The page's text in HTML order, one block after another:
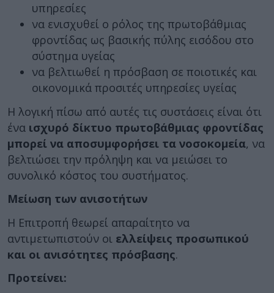
υπηρεσίες
να ενισχυθεί ο ρόλος της πρωτοβάθμιας
φροντίδας ως βασικής πύλης εισόδου στο
σύστημα υγείας
να βελτιωθεί η πρόσβαση σε ποιοτικές και
οικονομικά προσιτές υπηρεσίες υγείας
Η λογική πίσω από αυτές τις συστάσεις είναι ότι
ένα ισχυρό δίκτυο πρωτοβάθμιας φροντίδας
μπορεί να αποσυμφορήσει τα νοσοκομεία, να
βελτιώσει την πρόληψη και να μειώσει το
συνολικό κόστος του συστήματος.
Μείωση των ανισοτήτων
Η Επιτροπή θεωρεί απαραίτητο να
αντιμετωπιστούν οι ελλείψεις προσωπικού
και οι ανισότητες πρόσβασης.
Προτείνει: